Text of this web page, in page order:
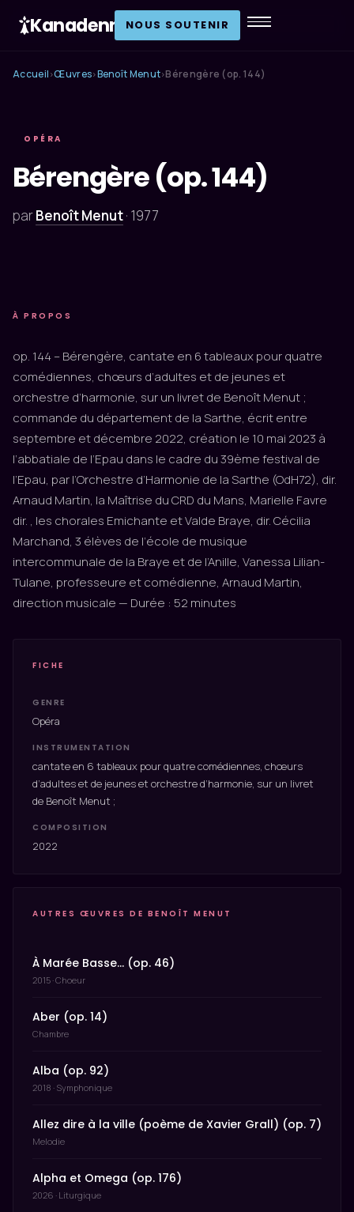
Kanadenn NOUS SOUTENIR
Accueil ›Œuvres›Benoît Menut›Bérengère (op. 144)
OPÉRA
Bérengère (op. 144)
parBenoît Menut· 1977
À PROPOS
op. 144 – Bérengère, cantate en 6 tableaux pour quatre
comédiennes, chœurs d’adultes et de jeunes et
orchestre d’harmonie, sur un livret de Benoît Menut ;
commande du département de la Sarthe, écrit entre
septembre et décembre 2022, création le 10 mai 2023 à
l’abbatiale de l’Epau dans le cadre du 39ème festival de
l’Epau, par l’Orchestre d’Harmonie de la Sarthe (OdH72), dir.
Arnaud Martin, la Maîtrise du CRD du Mans, Marielle Favre
dir. , les chorales Emichante et Valde Braye, dir. Cécilia
Marchand, 3 élèves de l’école de musique
intercommunale de la Braye et de l’Anille, Vanessa Lilian-
Tulane, professeure et comédienne, Arnaud Martin,
direction musicale — Durée : 52 minutes
FICHE
GENRE
Opéra
INSTRUMENTATION
cantate en 6 tableaux pour quatre comédiennes, chœurs
d’adultes et de jeunes et orchestre d’harmonie, sur un livret
de Benoît Menut ;
COMPOSITION
2022
AUTRES ŒUVRES DE BENOÎT MENUT
À Marée Basse… (op. 46)
2015 · Choeur
Aber (op. 14)
Chambre
Alba (op. 92)
2018 · Symphonique
Allez dire à la ville (poème de Xavier Grall) (op. 7)
Melodie
Alpha et Omega (op. 176)
2026 · Liturgique